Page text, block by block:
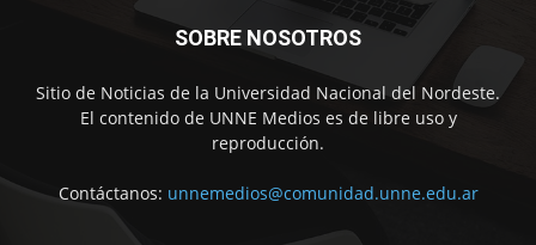
SOBRE NOSOTROS
Sitio de Noticias de la Universidad Nacional del Nordeste.
El contenido de UNNE Medios es de libre uso y
reproducción.
Contáctanos: unnemedios@comunidad.unne.edu.ar